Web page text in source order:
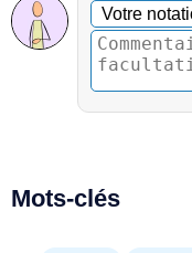
Commentaire
Votre notation
Mots-clés